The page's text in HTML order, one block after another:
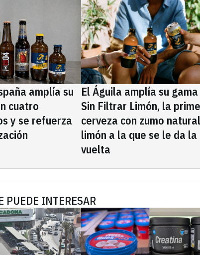
amplía su
cuatro
y se refuerza
El Águila amplía su
Sin Filtrar Limón, la
cerveza con zumo
limón a la que se le da la
vuelta
PUEDE INTERESAR